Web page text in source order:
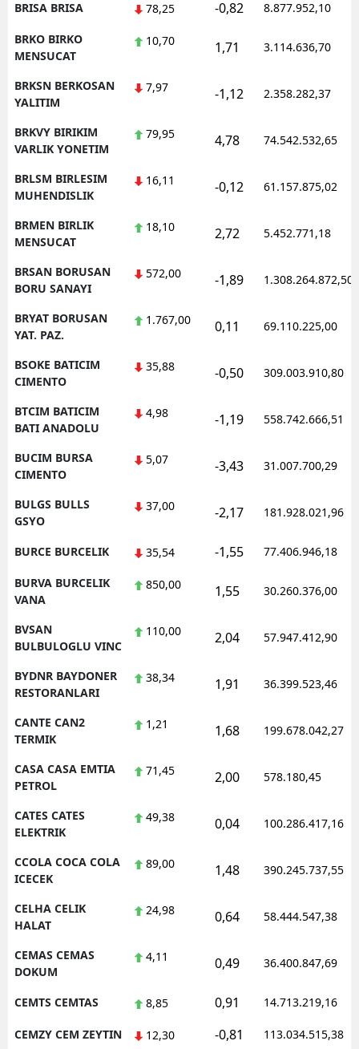
BRISA BRISA 78,25 -0,82 8.877.952,10
BRKO BIRKO
MENSUCAT
10,70 1,71 3.114.636,70
BRKSN BERKOSAN
YALITIM
7,97 -1,12 2.358.282,37
BRKVY BIRIKIM
VARLIK YONETIM
79,95 4,78 74.542.532,65
BRLSM BIRLESIM
MUHENDISLIK
16,11 -0,12 61.157.875,02
BRMEN BIRLIK
MENSUCAT
18,10 2,72 5.452.771,18
BRSAN BORUSAN
BORU SANAYI
572,00 -1,89 1.308.264.872,50
BRYAT BORUSAN
YAT. PAZ.
1.767,00 0,11 69.110.225,00
BSOKE BATICIM
CIMENTO
35,88 -0,50 309.003.910,80
BTCIM BATICIM
BATI ANADOLU
4,98 -1,19 558.742.666,51
BUCIM BURSA
CIMENTO
5,07 -3,43 31.007.700,29
BULGS BULLS
GSYO
37,00 -2,17 181.928.021,96
BURCE BURCELIK 35,54 -1,55 77.406.946,18
BURVA BURCELIK
VANA
850,00 1,55 30.260.376,00
BVSAN
BULBULOGLU VINC
110,00 2,04 57.947.412,90
BYDNR BAYDONER
RESTORANLARI
38,34 1,91 36.399.523,46
CANTE CAN2
TERMIK
1,21 1,68 199.678.042,27
CASA CASA EMTIA
PETROL
71,45 2,00 578.180,45
CATES CATES
ELEKTRIK
49,38 0,04 100.286.417,16
CCOLA COCA COLA
ICECEK
89,00 1,48 390.245.737,55
CELHA CELIK
HALAT
24,98 0,64 58.444.547,38
CEMAS CEMAS
DOKUM
4,11 0,49 36.400.847,69
CEMTS CEMTAS 8,85 0,91 14.713.219,16
CEMZY CEM ZEYTIN 12,30 -0,81 113.034.515,38